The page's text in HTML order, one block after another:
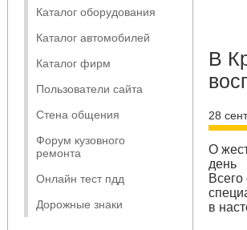
Каталог оборудования
Каталог автомобилей
Каталог фирм
Пользователи сайта
Стена общения
Форум кузовного
ремонта
Онлайн тест пдд
Дорожные знаки
В
28
О
день
в